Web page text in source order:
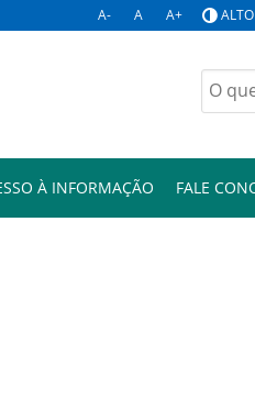
A- A A+
Buscar
por:
À INFORMAÇÃO FALE